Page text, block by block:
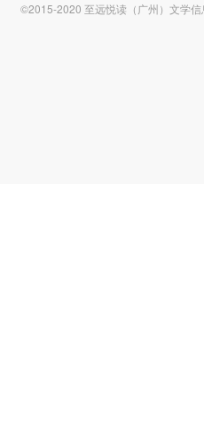
©2015-2020 至远悦读（广州）文学